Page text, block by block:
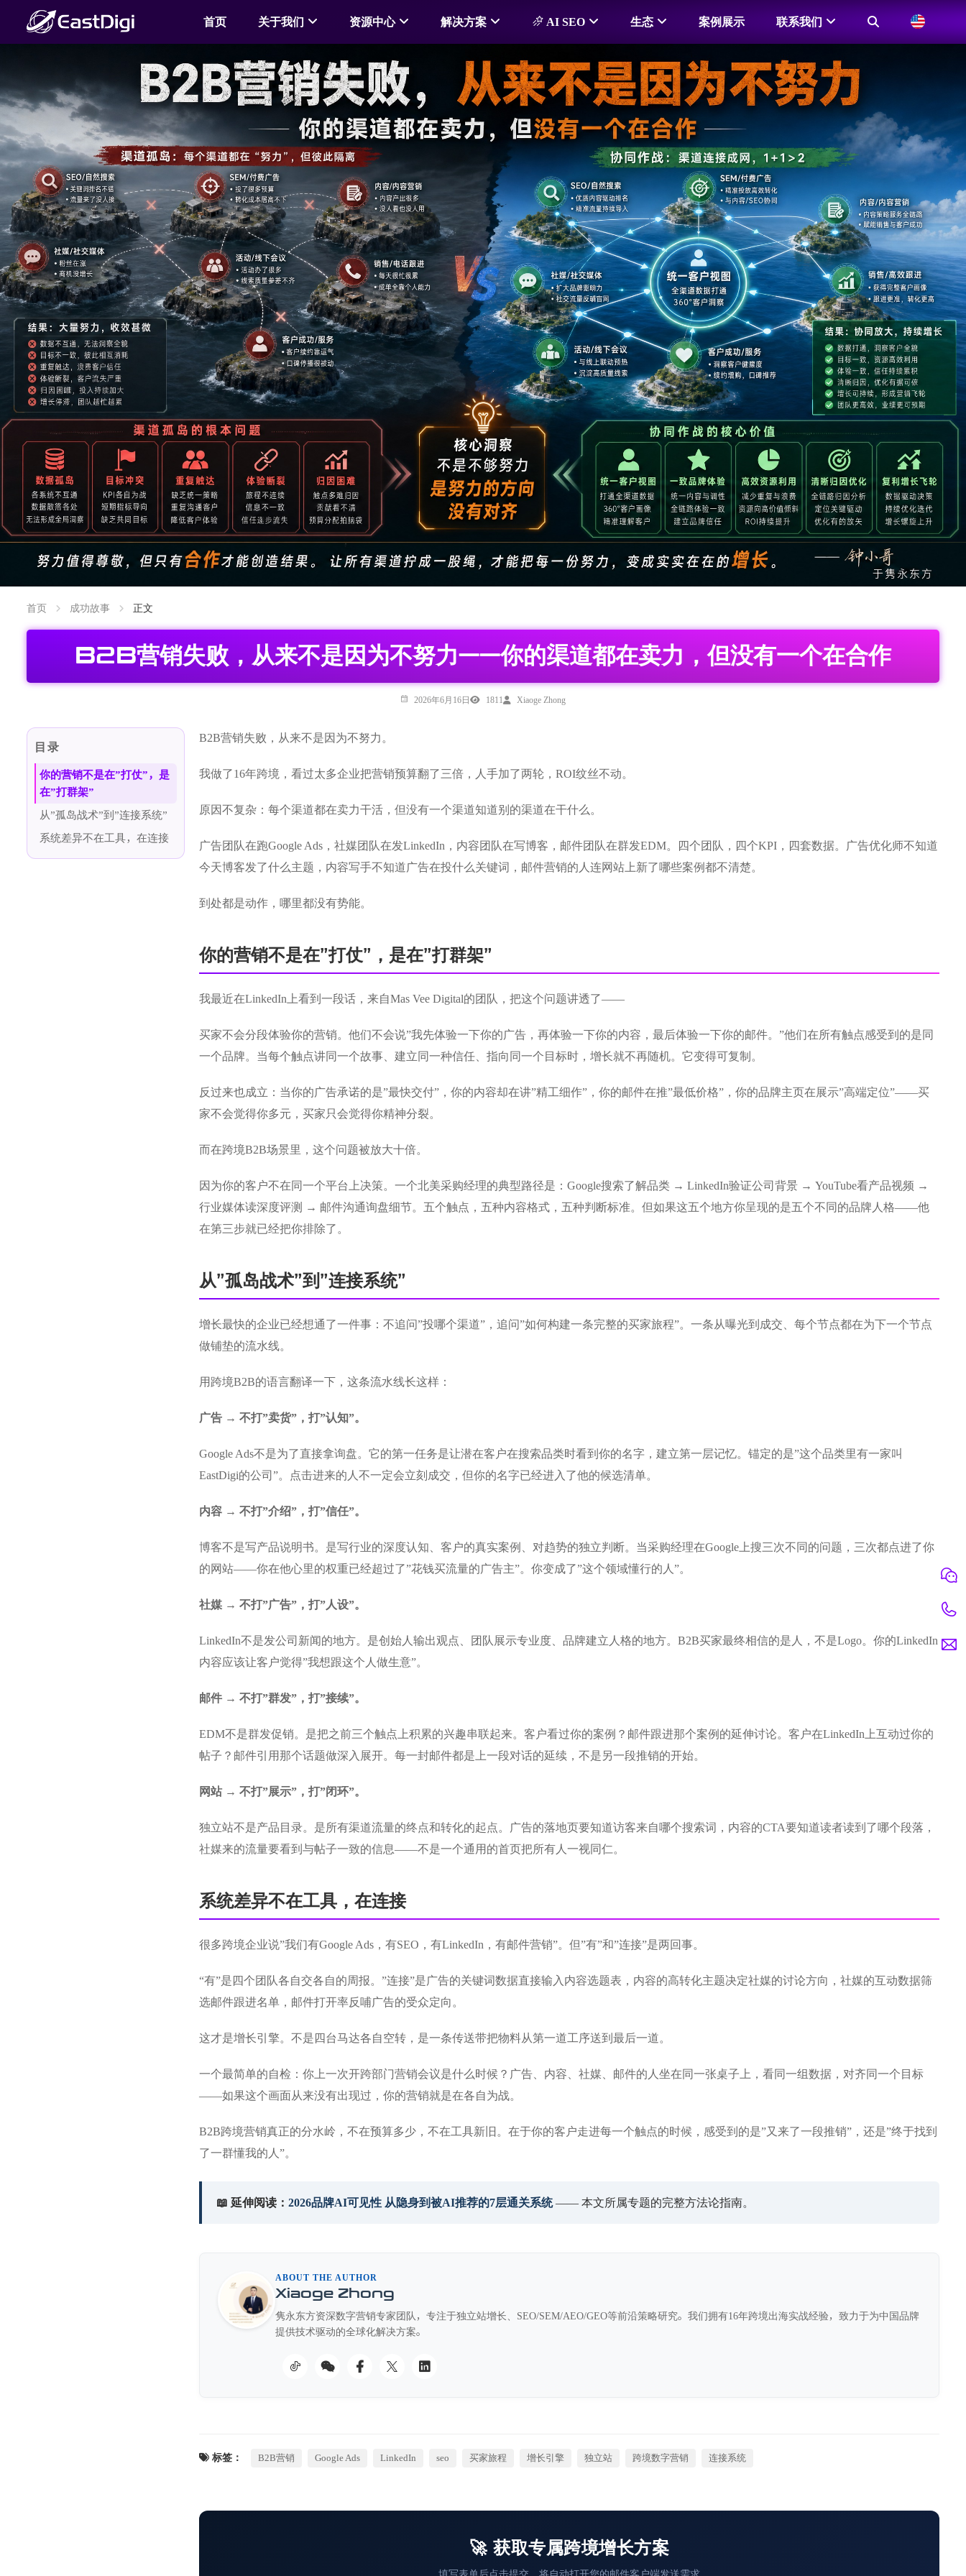
首页 关于我们 资源中心 解决方案 AI SEO 生态 案例展示 联系我们
首页 成功故事 正文
B2B营销失败，从来不是因为不努力——你的渠道都在卖力，但没有一个在合作
2026年6月16日 1811 Xiaoge Zhong
目录
你的营销不是在”打仗”，是
在”打群架”
从”孤岛战术”到”连接系统”
系统差异不在工具，在连接
B2B营销失败，从来不是因为不努力。
我做了16年跨境，看过太多企业把营销预算翻了三倍，人手加了两轮，ROI纹丝不动。
原因不复杂：每个渠道都在卖力干活，但没有一个渠道知道别的渠道在干什么。
广告团队在跑Google Ads，社媒团队在发LinkedIn，内容团队在写博客，邮件团队在群发EDM。四个团队，四个KPI，四套数据。广告优化师不知道
今天博客发了什么主题，内容写手不知道广告在投什么关键词，邮件营销的人连网站上新了哪些案例都不清楚。
到处都是动作，哪里都没有势能。
你的营销不是在”打仗”，是在”打群架”
我最近在LinkedIn上看到一段话，来自Mas Vee Digital的团队，把这个问题讲透了——
买家不会分段体验你的营销。他们不会说”我先体验一下你的广告，再体验一下你的内容，最后体验一下你的邮件。”他们在所有触点感受到的是同
一个品牌。当每个触点讲同一个故事、建立同一种信任、指向同一个目标时，增长就不再随机。它变得可复制。
反过来也成立：当你的广告承诺的是”最快交付”，你的内容却在讲”精工细作”，你的邮件在推”最低价格”，你的品牌主页在展示”高端定位”——买
家不会觉得你多元，买家只会觉得你精神分裂。
而在跨境B2B场景里，这个问题被放大十倍。
因为你的客户不在同一个平台上决策。一个北美采购经理的典型路径是：Google搜索了解品类 → LinkedIn验证公司背景 → YouTube看产品视频 →
行业媒体读深度评测 → 邮件沟通询盘细节。五个触点，五种内容格式，五种判断标准。但如果这五个地方你呈现的是五个不同的品牌人格——他
在第三步就已经把你排除了。
从”孤岛战术”到”连接系统”
增长最快的企业已经想通了一件事：不追问”投哪个渠道”，追问”如何构建一条完整的买家旅程”。一条从曝光到成交、每个节点都在为下一个节点
做铺垫的流水线。
用跨境B2B的语言翻译一下，这条流水线长这样：
广告 → 不打”卖货”，打”认知”。
Google Ads不是为了直接拿询盘。它的第一任务是让潜在客户在搜索品类时看到你的名字，建立第一层记忆。锚定的是”这个品类里有一家叫
EastDigi的公司”。点击进来的人不一定会立刻成交，但你的名字已经进入了他的候选清单。
内容 → 不打”介绍”，打”信任”。
博客不是写产品说明书。是写行业的深度认知、客户的真实案例、对趋势的独立判断。当采购经理在Google上搜三次不同的问题，三次都点进了你
的网站——你在他心里的权重已经超过了”花钱买流量的广告主”。你变成了”这个领域懂行的人”。
社媒 → 不打”广告”，打”人设”。
LinkedIn不是发公司新闻的地方。是创始人输出观点、团队展示专业度、品牌建立人格的地方。B2B买家最终相信的是人，不是Logo。你的LinkedIn
内容应该让客户觉得”我想跟这个人做生意”。
邮件 → 不打”群发”，打”接续”。
EDM不是群发促销。是把之前三个触点上积累的兴趣串联起来。客户看过你的案例？邮件跟进那个案例的延伸讨论。客户在LinkedIn上互动过你的
帖子？邮件引用那个话题做深入展开。每一封邮件都是上一段对话的延续，不是另一段推销的开始。
网站 → 不打”展示”，打”闭环”。
独立站不是产品目录。是所有渠道流量的终点和转化的起点。广告的落地页要知道访客来自哪个搜索词，内容的CTA要知道读者读到了哪个段落，
社媒来的流量要看到与帖子一致的信息——不是一个通用的首页把所有人一视同仁。
系统差异不在工具，在连接
很多跨境企业说”我们有Google Ads，有SEO，有LinkedIn，有邮件营销”。但”有”和”连接”是两回事。
“有”是四个团队各自交各自的周报。”连接”是广告的关键词数据直接输入内容选题表，内容的高转化主题决定社媒的讨论方向，社媒的互动数据筛
选邮件跟进名单，邮件打开率反哺广告的受众定向。
这才是增长引擎。不是四台马达各自空转，是一条传送带把物料从第一道工序送到最后一道。
一个最简单的自检：你上一次开跨部门营销会议是什么时候？广告、内容、社媒、邮件的人坐在同一张桌子上，看同一组数据，对齐同一个目标
——如果这个画面从来没有出现过，你的营销就是在各自为战。
B2B跨境营销真正的分水岭，不在预算多少，不在工具新旧。在于你的客户走进每一个触点的时候，感受到的是”又来了一段推销”，还是”终于找到
了一群懂我的人”。
📖 延伸阅读： 2026品牌AI可见性 从隐身到被AI推荐的7层通关系统—— 本文所属专题的完整方法论指南。
ABOUT THE AUTHOR
Xiaoge Zhong
隽永东方资深数字营销专家团队，专注于独立站增长、SEO/SEM/AEO/GEO等前沿策略研究。我们拥有16年跨境出海实战经验，致力于为中国品牌
提供技术驱动的全球化解决方案。
标签： B2B营销 Google Ads LinkedIn seo 买家旅程 增长引擎 独立站 跨境数字营销 连接系统
🚀 获取专属跨境增长方案